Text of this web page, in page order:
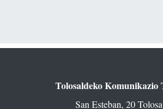
Tolosaldeko Komunikazio
San Esteban, 20